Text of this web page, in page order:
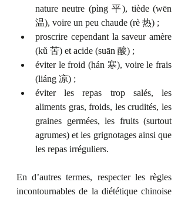
nature neutre (pìng 平), tiède (wēn
温), voire un peu chaude (rè 热) ;
proscrire cependant la saveur amère
(kǔ 苦) et acide (suān 酸) ;
éviter le froid (hán 寒), voire le frais
(liáng 凉) ;
éviter les repas trop salés, les
aliments gras, froids, les crudités, les
graines germées, les fruits (surtout
agrumes) et les grignotages ainsi que
les repas irréguliers.
En d’autres termes, respecter les règles
incontournables de la diététique chinoise